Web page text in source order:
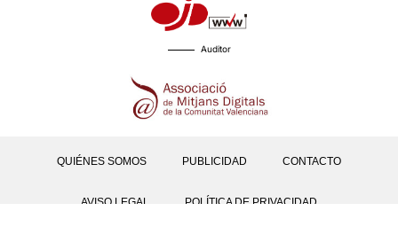
Auditor
QUIÉNES SOMOS PUBLICIDAD CONTACTO
AVISO LEGAL POLÍTICA DE PRIVACIDAD